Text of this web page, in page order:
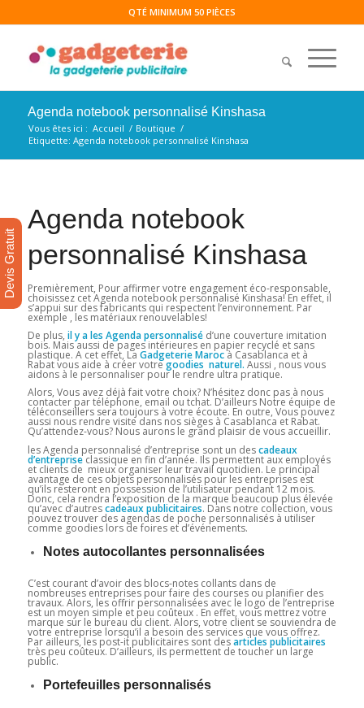
QTÉ MINIMUM 50 PIÈCES
Agenda notebook personnalisé Kinshasa
Vous êtes ici : Accueil / Boutique /
Etiquette: Agenda notebook personnalisé Kinshasa
Agenda notebook
personnalisé Kinshasa
Premièrement, Pour affirmer votre engagement éco-responsable,
choisissez cet Agenda notebook personnalisé Kinshasa! En effet, il
s’appui sur des fabricants qui respectent l’environnement. Par
exemple , les matériaux renouvelables!
De plus, il y a les Agenda personnaliséd’une couverture imitation
bois. Mais aussi de pages intérieures en papier recyclé et sans
plastique. A cet effet, La Gadgeterie Marocà Casablanca et à
Rabat vous aide à créer votregoodies naturel. Aussi , nous vous
aidons à le personnaliser pour le rendre ultra pratique.
Alors, Vous avez déjà fait votre choix? N’hésitez donc pas à nous
contacter par téléphone, email ou tchat. D’ailleurs Notre équipe de
téléconseillers sera toujours à votre écoute. En outre, Vous pouvez
aussi nous rendre visite dans nos sièges à Casablanca et Rabat.
Qu’attendez-vous? Nous aurons le grand plaisir de vous accueillir.
les Agenda personnalisé d’entreprise sont un descadeaux
d’entrepriseclassique en fin d’année. Ils permettent aux employés
et clients de mieux organiser leur travail quotidien. Le principal
avantage de ces objets personnalisés pour les entreprises est
qu’ils resteront en possession de l’utilisateur pendant 12 mois.
Donc, cela rendra l’exposition de la marque beaucoup plus élevée
qu’avec d’autrescadeaux publicitaires. Dans notre collection, vous
pouvez trouver des agendas de poche personnalisés à utiliser
comme goodies lors de foires et d’événements.
Notes autocollantes personnalisées
C’est courant d’avoir des blocs-notes collants dans de
nombreuses entreprises pour faire des courses ou planifier des
travaux. Alors, les offrir personnalisées avec le logo de l’entreprise
est un moyen simple et peu coûteux . En effet, vous mettrez votre
marque sur le bureau du client. Alors, votre client se souviendra de
votre entreprise lorsqu’il a besoin des services que vous offrez.
Par ailleurs, les post-it publicitaires sont desarticles publicitaires
très peu coûteux. D’ailleurs, ils permettent de toucher un large
public.
Portefeuilles personnalisés
Devis Gratuit